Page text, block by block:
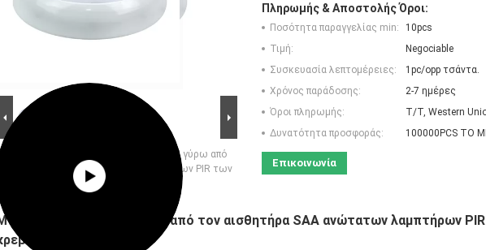
Εικόνας :
Μπαταρία SMD Νι MH γύρω από
αισθητήρα SAA ανώτατων λαμπτήρων PIR των
για την κρεβατοκάμαρα
Πληρωμής & Αποστολής Όροι:
Ποσότητα παραγγελίας min:
10pcs
Τιμή:
Negociable
Συσκευασία λεπτομέρειες:
1pc/opp τσάντα.
Χρόνος παράδοσης:
2-7 ημέρες
Όροι πληρωμής:
T/T, Western
Δυνατότητα προσφοράς:
100000PCS ΤΟ
Επικοινωνία
SMD Νι MH γύρω από τον αισθητήρα SAA ανώτατων λαμπτήρων